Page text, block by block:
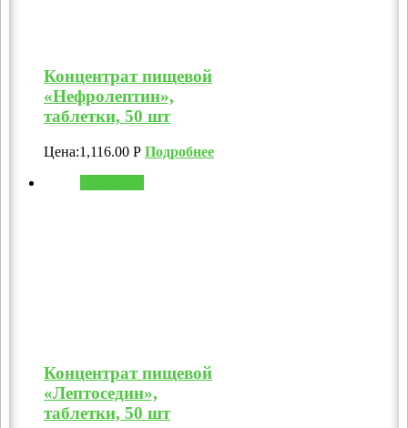
Концентрат пищевой
«Нефролептин»,
таблетки, 50 шт
Цена:1,116.00 Р Подробнее
Концентрат пищевой
«Лептоседин»,
таблетки, 50 шт